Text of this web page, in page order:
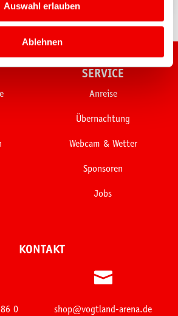
Auswahl erlauben
Ablehnen
SERVICE
Anreise
Übernachtung
Webcam & Wetter
Sponsoren
Jobs
KONTAKT
0

shop@vogtland-arena.de